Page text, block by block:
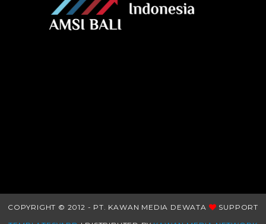
COPYRIGHT © 2012 - PT. KAWAN MEDIA DEWATA
SUPPORT